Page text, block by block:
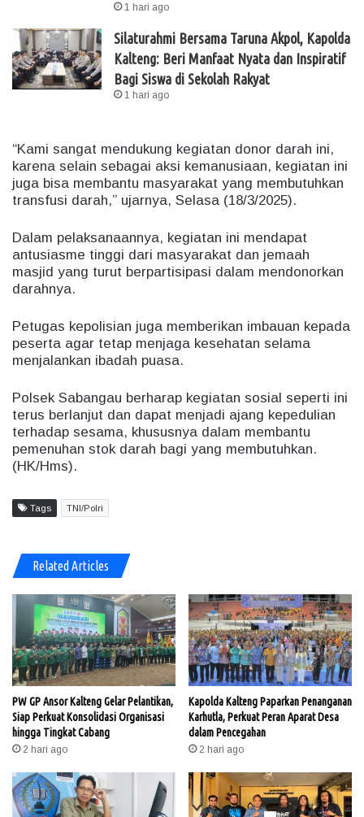
1 hari ago
Silaturahmi Bersama Taruna Akpol, Kapolda
Kalteng: Beri Manfaat Nyata dan Inspiratif
Bagi Siswa di Sekolah Rakyat
1 hari ago
“Kami sangat mendukung kegiatan donor darah ini,
karena selain sebagai aksi kemanusiaan, kegiatan ini
juga bisa membantu masyarakat yang membutuhkan
transfusi darah,” ujarnya, Selasa (18/3/2025).
Dalam pelaksanaannya, kegiatan ini mendapat
antusiasme tinggi dari masyarakat dan jemaah
masjid yang turut berpartisipasi dalam mendonorkan
darahnya.
Petugas kepolisian juga memberikan imbauan kepada
peserta agar tetap menjaga kesehatan selama
menjalankan ibadah puasa.
Polsek Sabangau berharap kegiatan sosial seperti ini
terus berlanjut dan dapat menjadi ajang kepedulian
terhadap sesama, khususnya dalam membantu
pemenuhan stok darah bagi yang membutuhkan.
(HK/Hms).
Tags TNI/Polri
Related Articles
PW GP Ansor Kalteng Gelar Pelantikan,
Siap Perkuat Konsolidasi Organisasi
hingga Tingkat Cabang
2 hari ago
Kapolda Kalteng Paparkan Penanganan
Karhutla, Perkuat Peran Aparat Desa
dalam Pencegahan
2 hari ago